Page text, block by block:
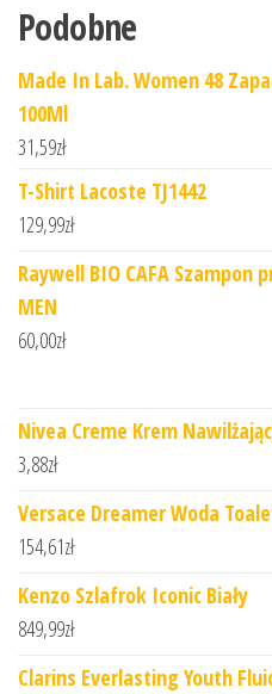
Podobne
Made In Lab. Women 48
100Ml
31,59zł
T-Shirt Lacoste TJ1442
129,99zł
Raywell BIO CAFA Szampon
MEN
60,00zł
Nivea Creme Krem
3,88zł
Versace Dreamer Woda
154,61zł
Kenzo Szlafrok Iconic Biały
849,99zł
Clarins Everlasting Youth